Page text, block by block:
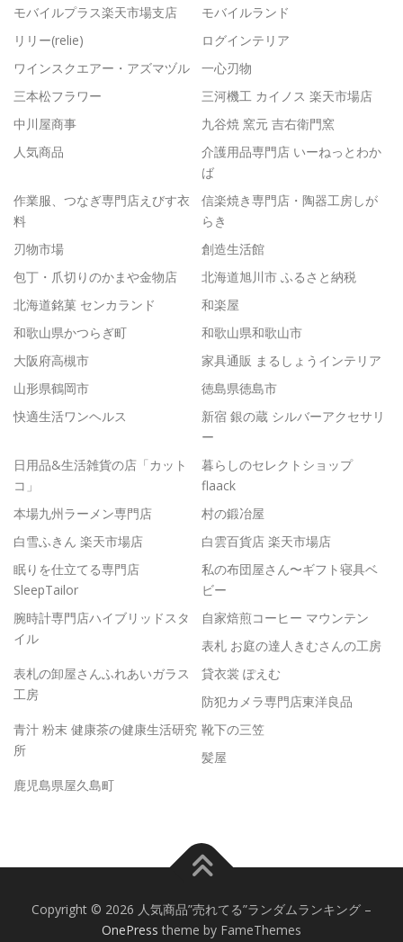
モバイルプラス楽天市場支店
モバイルランド
リリー(relie)
ログインテリア
ワインスクエアー・アズマヅル
一心刃物
三本松フラワー
三河機工 カイノス 楽天市場店
中川屋商事
九谷焼 窯元 吉右衛門窯
人気商品
介護用品専門店 いーねっとわか
ば
作業服、つなぎ専門店えびす衣
料
信楽焼き専門店・陶器工房しが
らき
刃物市場
創造生活館
包丁・爪切りのかまや金物店
北海道旭川市 ふるさと納税
北海道銘菓 センカランド
和楽屋
和歌山県かつらぎ町
和歌山県和歌山市
大阪府高槻市
家具通販 まるしょうインテリア
山形県鶴岡市
徳島県徳島市
快適生活ワンヘルス
新宿 銀の蔵 シルバーアクセサリ
ー
日用品&生活雑貨の店「カット
コ」
暮らしのセレクトショップ
flaack
本場九州ラーメン専門店
村の鍛冶屋
白雪ふきん 楽天市場店
白雲百貨店 楽天市場店
眠りを仕立てる専門店
SleepTailor
私の布団屋さん〜ギフト寝具ベ
ビー
腕時計専門店ハイブリッドスタ
イル
自家焙煎コーヒー マウンテン
表札 お庭の達人きむさんの工房
表札の卸屋さんふれあいガラス
工房
貸衣裳 ぽえむ
防犯カメラ専門店東洋良品
青汁 粉末 健康茶の健康生活研究
所
靴下の三笠
髪屋
鹿児島県屋久島町
Copyright © 2026 人気商品”売れてる”ランダムランキング –
OnePress theme by FameThemes